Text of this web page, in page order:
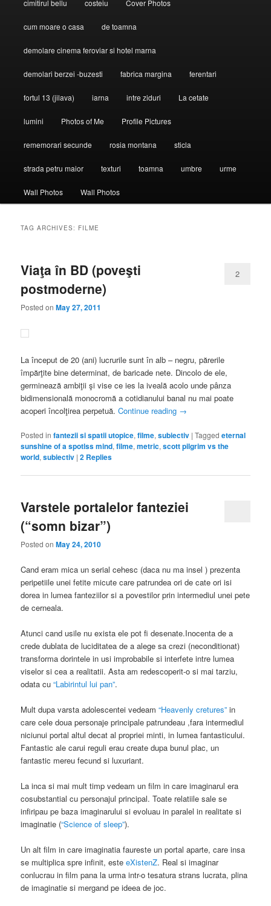
cimitirul bellu costeiu Cover Photos
cum moare o casa de toamna
demolare cinema feroviar si hotel marna
demolari berzei -buzesti fabrica margina ferentari
fortul 13 (jilava) iarna intre ziduri La cetate
lumini Photos of Me Profile Pictures
rememorari secunde rosia montana sticla
strada petru maior texturi toamna umbre urme
Wall Photos Wall Photos
TAG ARCHIVES: FILME
Viaţa în BD (poveşti
postmoderne)
Posted onMay 27, 2011
2
La început de 20 (ani) lucrurile sunt în alb – negru, părerile
împărţite bine determinat, de baricade nete. Dincolo de ele,
germinează ambiţii şi vise ce ies la iveală acolo unde pânza
bidimensională monocromă a cotidianului banal nu mai poate
acoperi încolţirea perpetuă.Continue reading →
Posted in fantezii si spatii utopice,filme,subiectiv |Tagged eternal
sunshine of a spotlss mind,filme,metric,scott pilgrim vs the
world,subiectiv |2 Replies
Varstele portalelor fanteziei
(“somn bizar”)
Posted onMay 24, 2010
Cand eram mica un serial cehesc (daca nu ma insel ) prezenta
peripetiile unei fetite micute care patrundea ori de cate ori isi
dorea in lumea fanteziilor si a povestilor prin intermediul unei pete
de cerneala.
Atunci cand usile nu exista ele pot fi desenate.Inocenta de a
crede dublata de luciditatea de a alege sa crezi (neconditionat)
transforma dorintele in usi improbabile si interfete intre lumea
viselor si cea a realitatii. Asta am redescoperit-o si mai tarziu,
odata cu“Labirintul lui pan”.
Mult dupa varsta adolescentei vedeam“Heavenly cretures” in
care cele doua personaje principale patrundeau ,fara intermediul
niciunui portal altul decat al propriei minti, in lumea fantasticului.
Fantastic ale carui reguli erau create dupa bunul plac, un
fantastic mereu fecund si luxuriant.
La inca si mai mult timp vedeam un film in care imaginarul era
cosubstantial cu personajul principal. Toate relatiile sale se
infiripau pe baza imaginarului si evoluau in paralel in realitate si
imaginatie (“Science of sleep”).
Un alt film in care imaginatia faureste un portal aparte, care insa
se multiplica spre infinit, esteeXistenZ. Real si imaginar
conlucrau in film pana la urma intr-o tesatura strans lucrata, plina
de imaginatie si mergand pe ideea de joc.